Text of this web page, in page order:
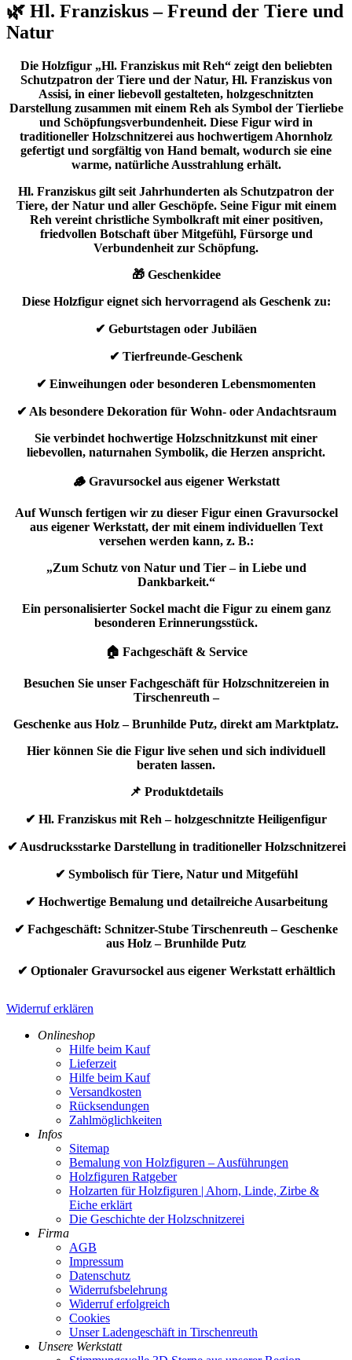
🌿 Hl. Franziskus – Freund der Tiere und
Natur
Die Holzfigur „Hl. Franziskus mit Reh“ zeigt den beliebten
Schutzpatron der Tiere und der Natur, Hl. Franziskus von
Assisi, in einer liebevoll gestalteten, holzgeschnitzten
Darstellung zusammen mit einem Reh als Symbol der Tierliebe
und Schöpfungsverbundenheit. Diese Figur wird in
traditioneller Holzschnitzerei aus hochwertigem Ahornholz
gefertigt und sorgfältig von Hand bemalt, wodurch sie eine
warme, natürliche Ausstrahlung erhält.
Hl. Franziskus gilt seit Jahrhunderten als Schutzpatron der
Tiere, der Natur und aller Geschöpfe. Seine Figur mit einem
Reh vereint christliche Symbolkraft mit einer positiven,
friedvollen Botschaft über Mitgefühl, Fürsorge und
Verbundenheit zur Schöpfung.
🎁 Geschenkidee
Diese Holzfigur eignet sich hervorragend als Geschenk zu:
✔ Geburtstagen oder Jubiläen
✔ Tierfreunde-Geschenk
✔ Einweihungen oder besonderen Lebensmomenten
✔ Als besondere Dekoration für Wohn- oder Andachtsraum
Sie verbindet hochwertige Holzschnitzkunst mit einer
liebevollen, naturnahen Symbolik, die Herzen anspricht.
🪵 Gravursockel aus eigener Werkstatt
Auf Wunsch fertigen wir zu dieser Figur einen Gravursockel
aus eigener Werkstatt, der mit einem individuellen Text
versehen werden kann, z. B.:
„Zum Schutz von Natur und Tier – in Liebe und
Dankbarkeit.“
Ein personalisierter Sockel macht die Figur zu einem ganz
besonderen Erinnerungsstück.
🏠 Fachgeschäft & Service
Besuchen Sie unser Fachgeschäft für Holzschnitzereien in
Tirschenreuth –
Geschenke aus Holz – Brunhilde Putz, direkt am Marktplatz.
Hier können Sie die Figur live sehen und sich individuell
beraten lassen.
📌 Produktdetails
✔ Hl. Franziskus mit Reh – holzgeschnitzte Heiligenfigur
✔ Ausdrucksstarke Darstellung in traditioneller Holzschnitzerei
✔ Symbolisch für Tiere, Natur und Mitgefühl
✔ Hochwertige Bemalung und detailreiche Ausarbeitung
✔ Fachgeschäft: Schnitzer-Stube Tirschenreuth – Geschenke
aus Holz – Brunhilde Putz
✔ Optionaler Gravursockel aus eigener Werkstatt erhältlich
Widerruf erklären
Onlineshop
Hilfe beim Kauf
Lieferzeit
Hilfe beim Kauf
Versandkosten
Rücksendungen
Zahlmöglichkeiten
Infos
Sitemap
Bemalung von Holzfiguren – Ausführungen
Holzfiguren Ratgeber
Holzarten für Holzfiguren | Ahorn, Linde, Zirbe &
Eiche erklärt
Die Geschichte der Holzschnitzerei
Firma
AGB
Impressum
Datenschutz
Widerrufsbelehrung
Widerruf erfolgreich
Cookies
Unser Ladengeschäft in Tirschenreuth
Unsere Werkstatt